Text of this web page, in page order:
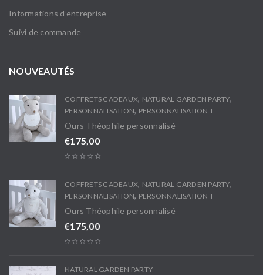
Informations d’entreprise
Suivi de commande
NOUVEAUTÉS
COFFRETS CADEAUX, NATURAL GARDEN PARTY,
PERSONNALISATION, PERSONNALISATION T
Ours Théophile personnalisé
€175,00
COFFRETS CADEAUX, NATURAL GARDEN PARTY,
PERSONNALISATION, PERSONNALISATION T
Ours Théophile personnalisé
€175,00
NATURAL GARDEN PARTY